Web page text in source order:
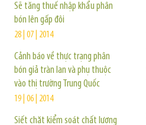
Sẽ tăng thuế nhập khẩu phân
bón lên gấp đôi
28 | 07 | 2014
Cảnh báo về thực trạng phân
bón giả tràn lan và phụ thuộc
vào thị trường Trung Quốc
19 | 06 | 2014
Siết chặt kiểm soát chất lượng